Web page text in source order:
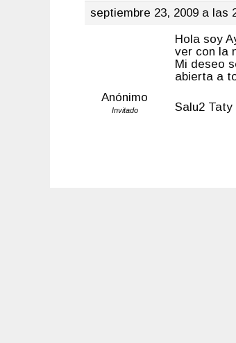
septiembre 23, 2009 a las
Anónimo
Invitado
Hola soy
ver con la
Mi deseo
abierta a
Salu2 Taty